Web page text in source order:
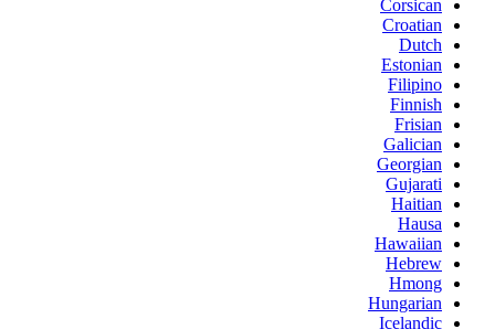
Corsican
Croatian
Dutch
Estonian
Filipino
Finnish
Frisian
Galician
Georgian
Gujarati
Haitian
Hausa
Hawaiian
Hebrew
Hmong
Hungarian
Icelandic